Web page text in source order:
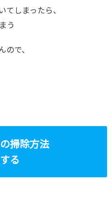
てしまったら、
う
ので、
掃除方法
る